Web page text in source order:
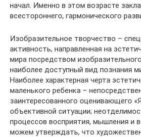
начал. Именно в этом возрасте
всестороннего, гармонического
Изобразительное творчество –
активность, направленная на
мира посредством
наиболее доступный вид познания
Наиболее характерная черта
маленького ребенка –
заинтересованного оценивающего
объективной ситуации;
процессов восприятия, мышления и
можем утверждать, что